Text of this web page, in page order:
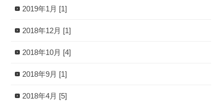
2019年1月 [1]
2018年12月 [1]
2018年10月 [4]
2018年9月 [1]
2018年4月 [5]